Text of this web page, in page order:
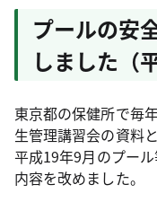
プールの安
しました（
東京都の保健所で毎
生管理講習会の資料
平成19年9月のプー
内容を改めました。